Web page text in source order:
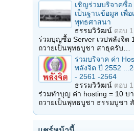
เชิญร่วมบริจาคซื้อ
เป็นฐานข้อมูล เพื่อ
พุทธศาสนา
ธรรมวิวัฒน์ ตอบ
ร่วมบุญซื้อ Server เวปพลังจิต
ถวายเป็นพุทธบูชา สาธุครับ…
ร่วมบริจาค ค่า
พลังจิต ปี 2552
- 2561 -2564
ธรรมวิวัฒน์ ตอบ
ร่วมทำบุญ ค่า hosting = 10 บ
ถวายเป็นพุทธบูชา ธรรมบูชา